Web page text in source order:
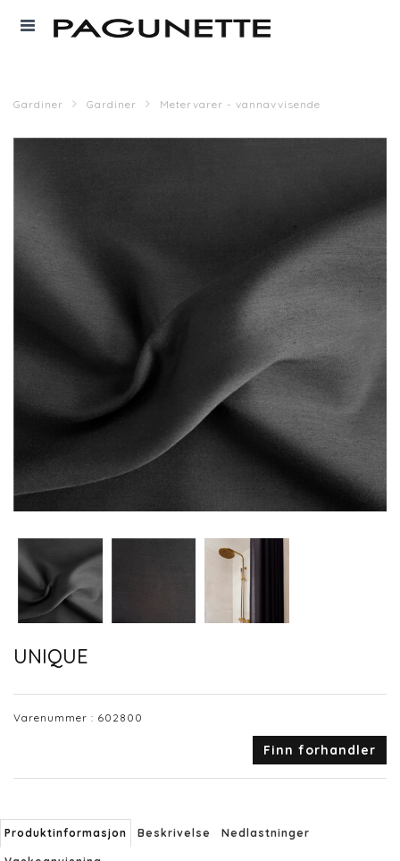
Gardiner Gardiner Metervarer - vannavvisende
UNIQUE
Varenummer : 602800
Finn forhandler
Produktinformasjon Beskrivelse Nedlastninger